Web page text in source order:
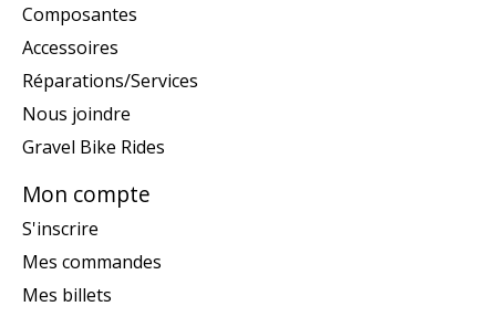
Composantes
Accessoires
Réparations/Services
Nous joindre
Gravel Bike Rides
Mon compte
S'inscrire
Mes commandes
Mes billets